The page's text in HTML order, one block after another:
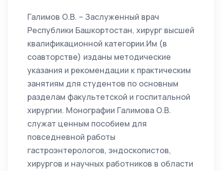
Галимов О.В. – Заслуженный врач
Республики Башкортостан, хирург высшей
квалификационной категории.Им (в
соавторстве) изданы методические
указания и рекомендации к практическим
занятиям для студентов по основным
разделам факультетской и госпитальной
хирургии. Монографии Галимова О.В.
служат ценным пособием для
повседневной работы
гастроэнтерологов, эндоскопистов,
хирургов и научных работников в области